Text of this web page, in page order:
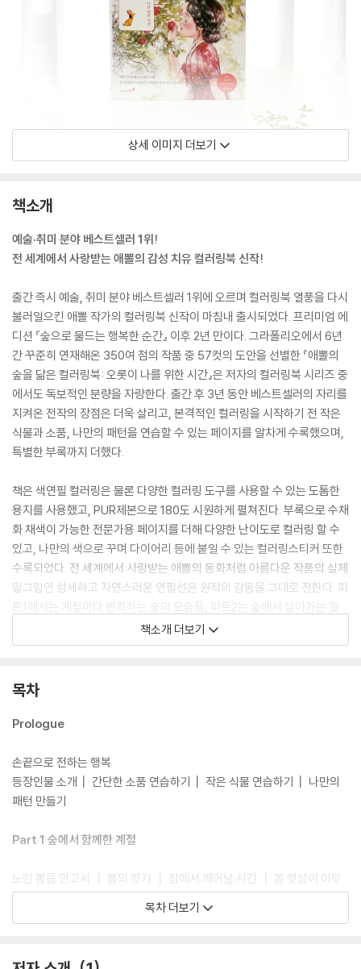
상세 이미지 더보기
책소개
예술·취미 분야 베스트셀러 1위!
전 세계에서 사랑받는 애뽈의 감성 치유 컬러링북 신작!
출간 즉시 예술, 취미 분야 베스트셀러 1위에 오르며 컬러링북 열풍을 다시
불러일으킨 애뽈 작가의 컬러링북 신작이 마침내 출시되었다. 프리미엄 에
디션 『숲으로 물드는 행복한 순간』 이후 2년 만이다. 그라폴리오에서 6년
간 꾸준히 연재해온 350여 점의 작품 중 57컷의 도안을 선별한 『애뽈의
숲을 닮은 컬러링북: 오롯이 나를 위한 시간』은 저자의 컬러링북 시리즈 중
에서도 독보적인 분량을 자랑한다. 출간 후 3년 동안 베스트셀러의 자리를
지켜온 전작의 장점은 더욱 살리고, 본격적인 컬러링을 시작하기 전 작은
식물과 소품, 나만의 패턴을 연습할 수 있는 페이지를 알차게 수록했으며,
특별한 부록까지 더했다.
책은 색연필 컬러링은 물론 다양한 컬러링 도구를 사용할 수 있는 도톰한
용지를 사용했고, PUR제본으로 180도 시원하게 펼쳐진다. 부록으로 수채
화 채색이 가능한 전문가용 페이지를 더해 다양한 난이도로 컬러링 할 수
있고, 나만의 색으로 꾸며 다이어리 등에 붙일 수 있는 컬러링스티커 또한
수록되었다. 전 세계에서 사랑받는 애뽈의 동화처럼 아름다운 작품의 실제
밑그림인 섬세하고 자연스러운 연필선은 원작의 감동을 그대로 전한다. 파
트1에서는 계절마다 변화하는 숲의 모습을, 파트2는 숲에서 살아가는 일
상 속 작은 행복을, 파트3에서는 숲소녀의 귀엽고 사랑스러운 상상을 담았
다. 일상의 고단함에서 잠시 눈을 떼고 싶을 때, 숲을 닮은 이 책의 한 페이
가득 채워보자.
책소개 더보기
목차
Prologue
손끝으로 전하는 행복
등장인물 소개┃ 간단한 소품 연습하기┃ 작은 식물 연습하기┃ 나만의
패턴 만들기
Part 1 숲에서 함께한 계절
노란 봄을 안고서 ┃ 봄의 향기 ┃ 잠에서 깨어날 시간 ┃ 봄 햇살이 머무
는 오후 ┃ 능소화 피는 계절 ┃ 책 산책 ┃ 해를 바라보는 마음 ┃ 여름의
불청객 ┃ 내일 날씨, 맑음 ┃ 걷기 ┃ 좋은 계절 ┃ 뜻밖의 가을 ┃ 가을
목차 더보기